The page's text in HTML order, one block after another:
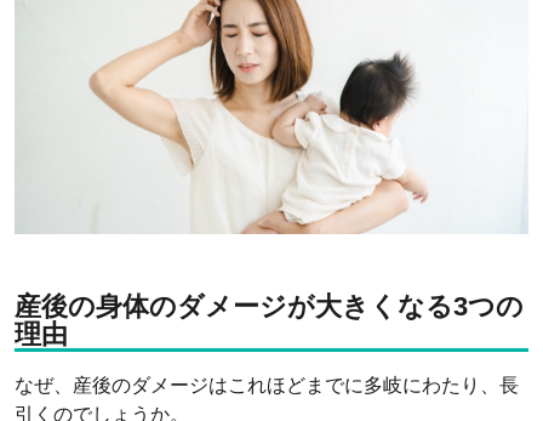
産後の身体のダメージが大きくなる3つの
理由
なぜ、産後のダメージはこれほどまでに多岐にわたり、長
引くのでしょうか。